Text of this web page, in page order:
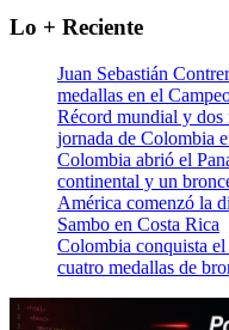
Lo + Reciente
Juan Sebastián
medallas en el
Récord mundial y dos
jornada de Colombia
Colombia abrió el
continental y un
América comenzó la
Sambo en Costa Rica
Colombia conquista
cuatro medallas de